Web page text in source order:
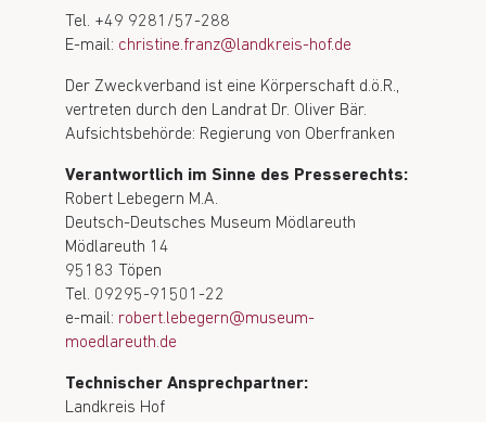
Tel. +49 9281/57-288
E-mail: christine.franz@landkreis-hof.de
Der Zweckverband ist eine Körperschaft d.ö.R.,
vertreten durch den Landrat Dr. Oliver Bär.
Aufsichtsbehörde: Regierung von Oberfranken
Verantwortlich im Sinne des Presserechts:
Robert Lebegern M.A.
Deutsch-Deutsches Museum Mödlareuth
Mödlareuth 14
95183 Töpen
Tel. 09295-91501-22
e-mail: robert.lebegern@museum-
moedlareuth.de
Technischer Ansprechpartner:
Landkreis Hof